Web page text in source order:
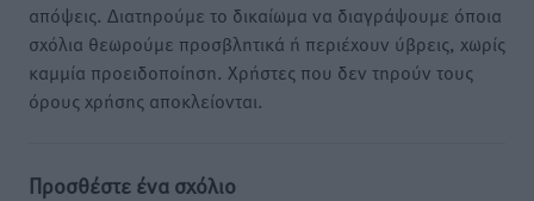
απόψεις. Διατηρούμε το δικαίωμα να διαγράψουμε όποια
σχόλια θεωρούμε προσβλητικά ή περιέχουν ύβρεις, χωρίς
καμμία προειδοποίηση. Χρήστες που δεν τηρούν τους
όρους χρήσης αποκλείονται.
Προσθέστε ένα σχόλιο